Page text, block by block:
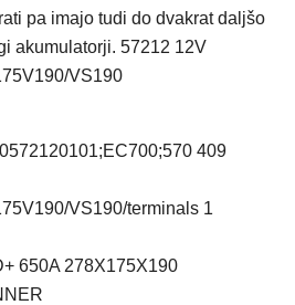
pa imajo tudi do dvakrat daljšo
akumulatorji. 57212 12V
VS190
409
VS190/terminals 1
650A 278X175X190